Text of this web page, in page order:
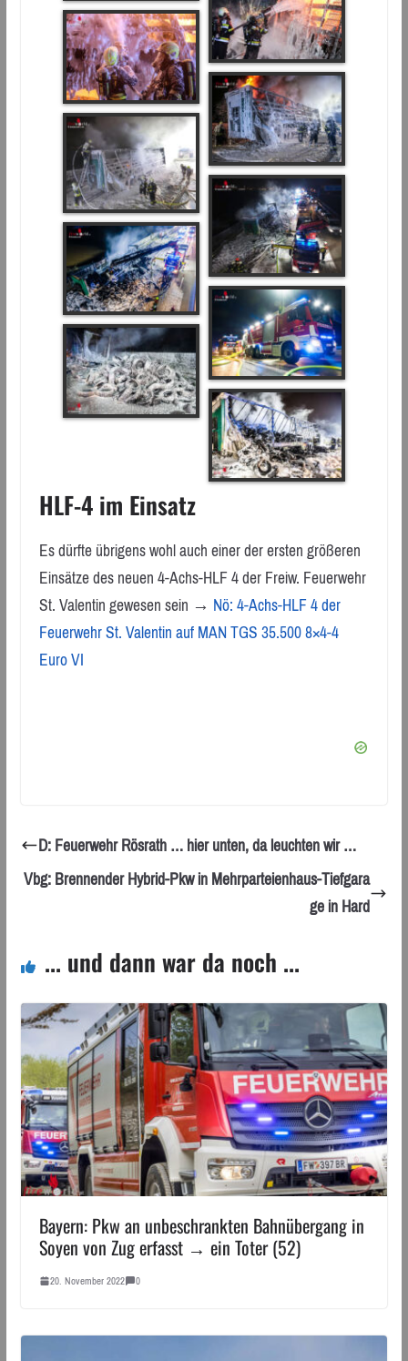
HLF-4 im Einsatz
Es dürfte übrigens wohl auch einer der ersten größeren
Einsätze des neuen 4-Achs-HLF 4 der Freiw. Feuerwehr
St. Valentin gewesen sein → Nö: 4-Achs-HLF 4 der
Feuerwehr St. Valentin auf MAN TGS 35.500 8×4-4
Euro VI
D: Feuerwehr Rösrath … hier unten, da leuchten wir …
Vbg: Brennender Hybrid-Pkw in Mehrparteienhaus-Tiefgara
ge in Hard
... und dann war da noch ...
Bayern: Pkw an unbeschrankten Bahnübergang in
Soyen von Zug erfasst → ein Toter (52)
20. November 2022 0